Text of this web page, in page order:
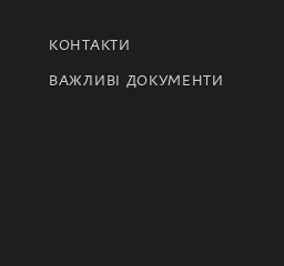
КОНТАКТИ
ВАЖЛИВІ ДОКУМЕНТИ